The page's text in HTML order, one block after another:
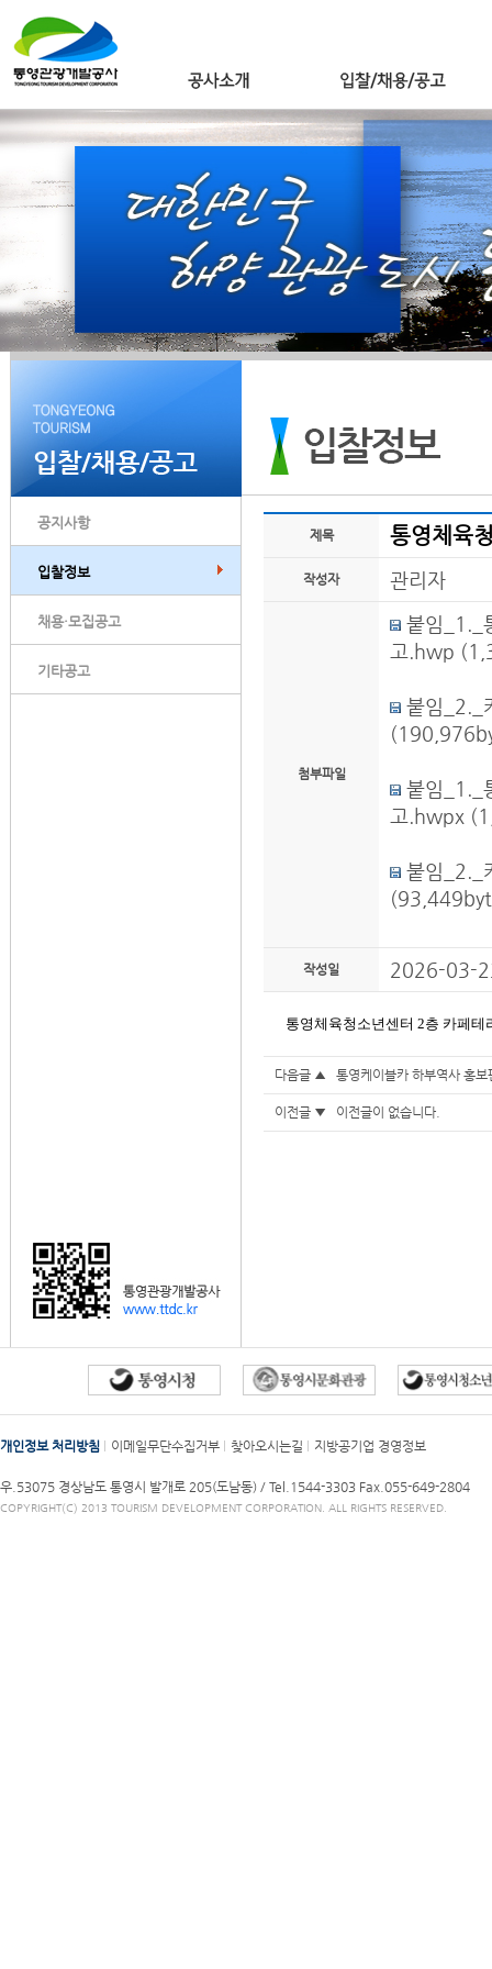
공지사항
입찰정보
채용·모집공고
기타공고
제목 통영체육
작성자 관리자
첨부파일
붙임_1._
고.hwp
붙임_2._
붙임_1._
고.hwpx
붙임_2._
작성일 2026-03-
통영체육청소년센터 2층 카페
다음글 ▲ 통영케이블카 하부역사 홍
이전글 ▼ 이전글이 없습니다.
개인정보 처리방침 이메일무단수집거부 찾아오시는길 지방공기업 경영정보
우.53075 경상남도 통영시 발개로 205(도남동) / Tel.1544-3303 Fax.055-649-2804
COPYRIGHT(C) 2013 TOURISM DEVELOPMENT CORPORATION. ALL RIGHTS RESERVED.